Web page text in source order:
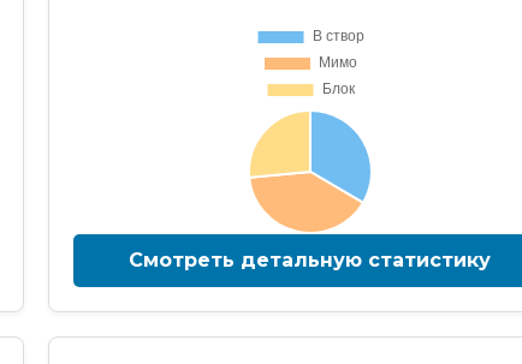
Смотреть детальную статистику